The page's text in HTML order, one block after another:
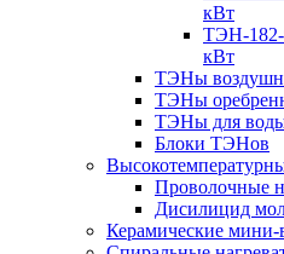
кВт
ТЭН-182-
кВт
ТЭНы
ТЭНы
ТЭНы для
Блоки ТЭНов
Проволочные
Дисилицид
Керамические мини-